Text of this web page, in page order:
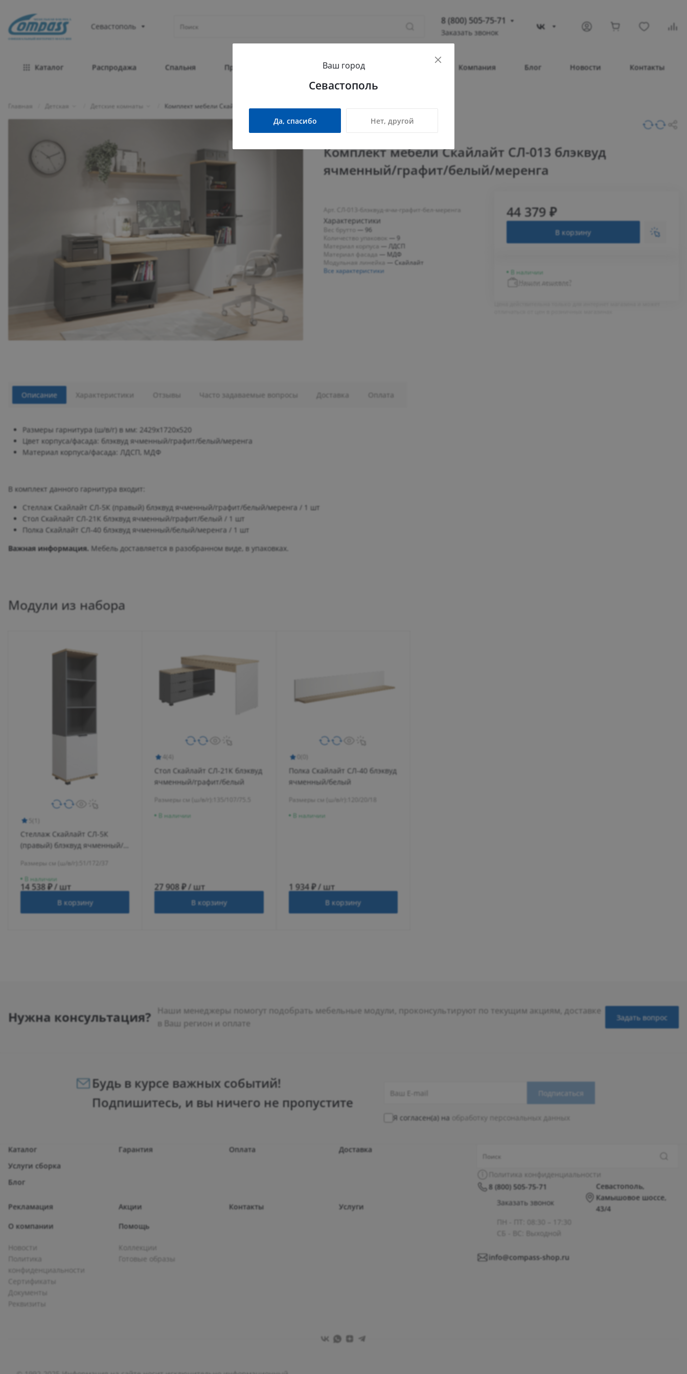
МЕБЕЛЬНАЯ ФАБРИКА
ОФИЦИАЛЬНЫЙ ИНТЕРНЕТ-МАГАЗИН
Севастополь
8 (800) 505-75-71
Севастополь
Заказать звонок
Каталог Распродажа Спальня Прихожая Гостиная Детская Компания Блог Новости Контакты
Главная Детская Детские комнаты Комплект мебели Скайлайт СЛ-013 блэквуд ячменный/графит/белый/меренга
Комплект мебели Скайлайт СЛ-013 блэквуд
ячменный/графит/белый/меренга
Арт. СЛ-013-блэквуд-ячм-графит-бел-меренга
Характеристики
— 96
Количество упаковок — 9
Материал корпуса
— ЛДСП
Материал фасада
— МДФ
Модульная линейка
—Скайлайт
Все характеристики
44 379 ₽
В корзину
В наличии
Нашли дешевле?
Описание
Размеры гарнитура (ш/в/г) в мм: 2429х1720х520
Цвет корпуса/фасада: блэквуд ячменный/графит/белый/меренга
Материал корпуса/фасада: ЛДСП, МДФ
В комплект данного гарнитура входит:
Стеллаж Скайлайт СЛ-5К (правый) блэквуд ячменный/графит/белый/меренга / 1 шт
Стол Скайлайт СЛ-21К блэквуд ячменный/графит/белый / 1 шт
Полка Скайлайт СЛ-40 блэквуд ячменный/белый/меренга / 1 шт
Важная информация. Мебель доставляется в разобранном виде, в упаковках.
Характеристики Отзывы Часто задаваемые вопросы Доставка Оплата
Модули из набора
Стеллаж Скайлайт СЛ-5К
(правый) блэквуд ячменный/
Размеры см (ш/в/г):
В наличии
14 538 ₽ / шт
В корзину
Стол Скайлайт СЛ-21К блэквуд
ячменный/графит/белый
Размеры см (ш/в/г):
В наличии
27 908 ₽ / шт
В корзину
Полка Скайлайт СЛ-40 блэквуд
ячменный/белый
Размеры см (ш/в/г):
В наличии
1 934 ₽ / шт
В корзину
Нужна консультация?
Наши менеджеры помогут подобрать мебельные модули, проконсультируют по текущим акциям, доставке
в Ваш регион и оплате
Задать вопрос
Будь в курсе важных событий!
Подпишитесь, и вы ничего не пропустите
Подписаться
Я согласен(а) на обработку персональных данных
Каталог
Услуги сборка
Блог
Гарантия Оплата Доставка
Рекламация Акции Контакты
Услуги
О компании
Новости
Политика
конфиденциальности
Сертификаты
Документы
Реквизиты
Помощь
Коллекции
Готовые образы
Политика конфиденциальности
8 (800) 505-75-71
Заказать звонок
ПН - ПТ: 08:30 – 17:30
СБ - ВС: Выходной
Севастополь,
Камышовое шоссе,
43/4
info@compass-shop.ru
Ваш город
Севастополь
Да, спасибо Нет, другой